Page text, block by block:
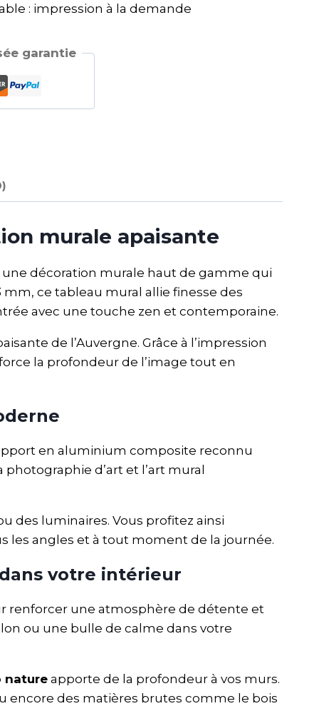
: impression à la demande
garantie
murale apaisante
une décoration murale haut de gamme qui
ce tableau mural allie finesse des
avec une touche zen et contemporaine.
de l’Auvergne. Grâce à l’impression
la profondeur de l’image tout en
en aluminium composite reconnu
d’art et l’art mural
des luminaires. Vous profitez ainsi
les angles et à tout moment de la journée.
votre intérieur
renforcer une atmosphère de détente et
ou une bulle de calme dans votre
natureapporte de la profondeur à vos murs.
encore des matières brutes comme le bois